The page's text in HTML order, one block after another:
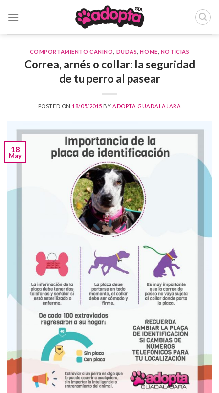
COMPORTAMIENTO CANINO DUDAS ,HOME NOTICIAS
Correa, arnés o collar: la seguridad
de tu perro al pasear
POSTED ON 18/05/2015 BY ADOPTA GUADALAJARA
18
May